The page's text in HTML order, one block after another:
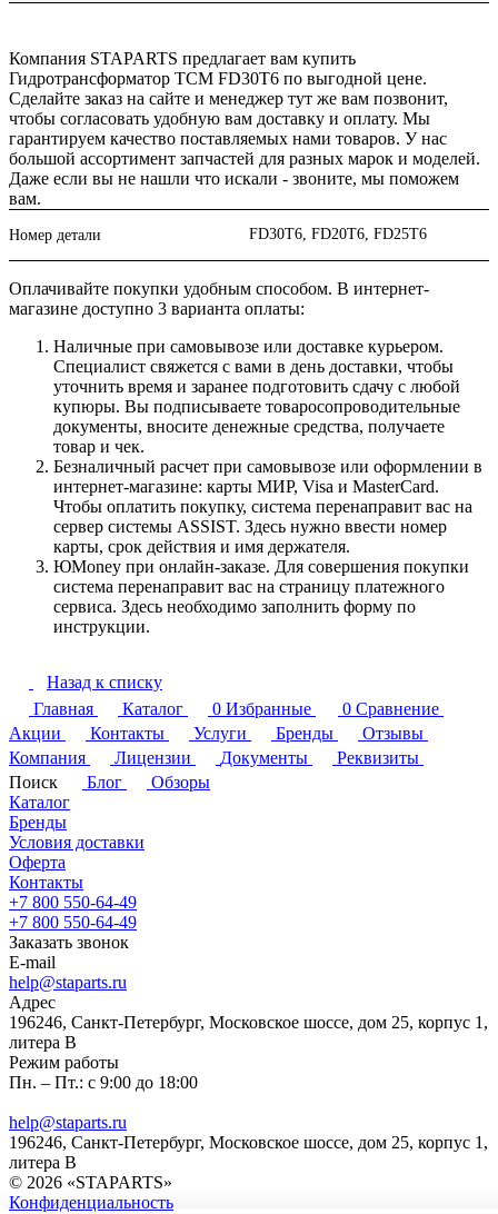
Компания STAPARTS предлагает вам купить
Гидротрансформатор TCM FD30T6 по выгодной цене.
Сделайте заказ на сайте и менеджер тут же вам позвонит,
чтобы согласовать удобную вам доставку и оплату. Мы
гарантируем качество поставляемых нами товаров. У нас
большой ассортимент запчастей для разных марок и моделей.
Даже если вы не нашли что искали - звоните, мы поможем
вам.
Номер детали FD30T6, FD20T6, FD25T6
Оплачивайте покупки удобным способом. В интернет-
магазине доступно 3 варианта оплаты:
Наличные при самовывозе или доставке курьером.
Специалист свяжется с вами в день доставки, чтобы
уточнить время и заранее подготовить сдачу с любой
купюры. Вы подписываете товаросопроводительные
документы, вносите денежные средства, получаете
товар и чек.
Безналичный расчет при самовывозе или оформлении в
интернет-магазине: карты МИР, Visa и MasterCard.
Чтобы оплатить покупку, система перенаправит вас на
сервер системы ASSIST. Здесь нужно ввести номер
карты, срок действия и имя держателя.
ЮMoney при онлайн-заказе. Для совершения покупки
система перенаправит вас на страницу платежного
сервиса. Здесь необходимо заполнить форму по
инструкции.
Назад к списку
Главная
Каталог 0 Избранные 0 Сравнение
Акции
Контакты Услуги Бренды
Отзывы
Компания
Лицензии Документы
Реквизиты
Поиск
Блог
Обзоры
Каталог
Бренды
Условия доставки
Оферта
Контакты
+7 800 550-64-49
+7 800 550-64-49
Заказать звонок
E-mail
help@staparts.ru
Адрес
196246, Санкт-Петербург, Московское шоссе, дом 25, корпус 1,
литера В
Режим работы
Пн. – Пт.: с 9:00 до 18:00
help@staparts.ru
196246, Санкт-Петербург, Московское шоссе, дом 25, корпус 1,
литера В
© 2026 «STAPARTS»
Конфиденциальность